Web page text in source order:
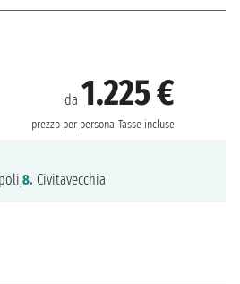
da 1.225 €
prezzo per persona Tasse incluse
8. Civitavecchia